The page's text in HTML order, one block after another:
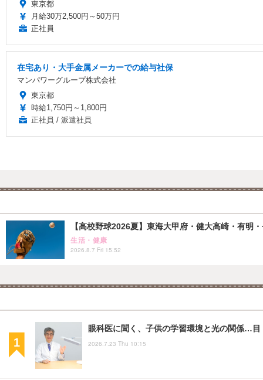
東京都
月給30万2,500円～50万円
正社員
在宅あり・大手金属メーカーでの給与社保
マンパワーグループ株式会社
東京都
時給1,750円～1,800円
正社員 / 派遣社員
【高校野球2026夏】東海大甲府・健大高崎・有明
生活・健康
2026.8.7 Fri 15:52
眼科医に聞く、子供の学習環境と光の関係…
2026.7.23 Thu 10:15